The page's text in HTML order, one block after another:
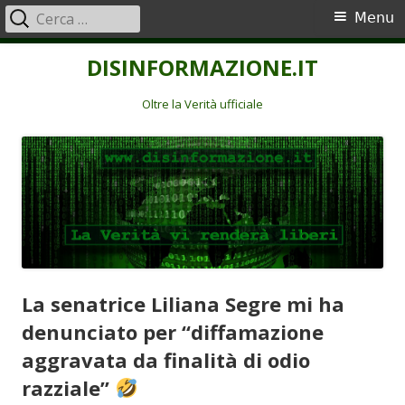
DISINFORMAZIONE.IT
Oltre la Verità ufficiale
Menu
principale
Menu
Ricerca
per:
La senatrice Liliana Segre mi ha
denunciato per “diffamazione
aggravata da finalità di odio
razziale”